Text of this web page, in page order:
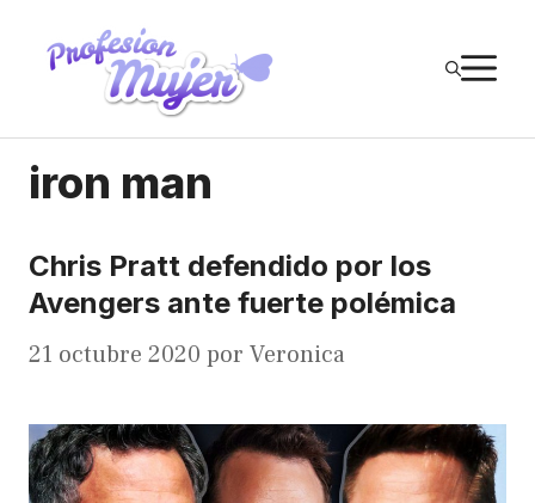
iron man
Chris Pratt defendido por los
Avengers ante fuerte polémica
21 octubre 2020 por Veronica